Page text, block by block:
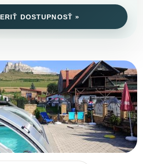
DOSTUPNOSŤ »